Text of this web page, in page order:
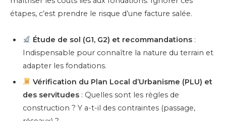
étapes, c’est prendre le risque d’une facture salée.
Étude de sol (G1, G2) et recommandations :
Indispensable pour connaître la nature du terrain et
adapter les fondations.
Vérification du Plan Local d’Urbanisme (PLU) et
des servitudes : Quelles sont les règles de
construction ? Y a-t-il des contraintes (passage,